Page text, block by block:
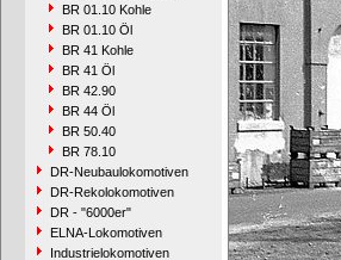
BR 01.10 Kohle
BR 01.10 Öl
BR 41 Kohle
BR 41 Öl
BR 42.90
BR 44 Öl
BR 50.40
BR 78.10
DR-Neubaulokomotiven
DR-Rekolokomotiven
DR - "6000er"
ELNA-Lokomotiven
Industrielokomotiven